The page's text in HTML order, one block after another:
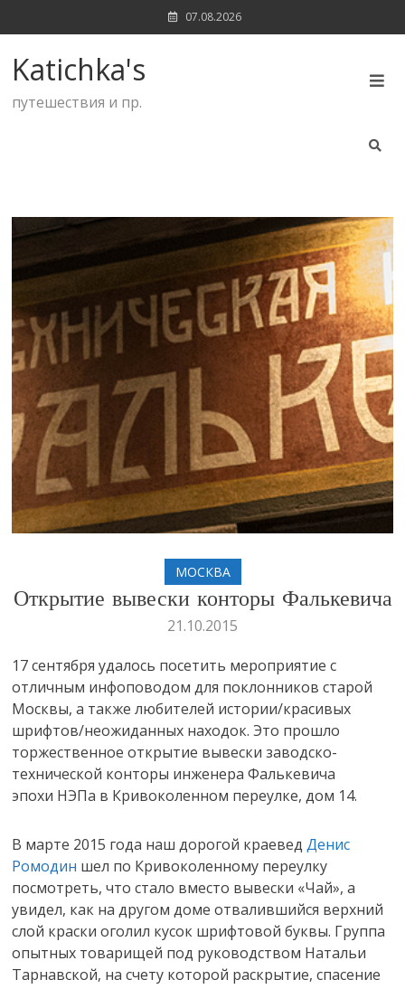
to
07.08.2026
Katichka's
путешествия и пр.
МОСКВА
Открытие вывески конторы Фалькевича
21.10.2015
17 сентября удалось посетить мероприятие с
отличным инфоповодом для поклонников старой
Москвы, а также любителей истории/красивых
шрифтов/неожиданных находок. Это прошло
торжественное открытие вывески заводско-
технической конторы инженера Фалькевича
эпохи НЭПа в Кривоколенном переулке, дом 14.
В марте 2015 года наш дорогой краеведДенис
Ромодин шел по Кривоколенному переулку
посмотреть, что стало вместо вывески «Чай», а
увидел, как на другом доме отвалившийся верхний
слой краски оголил кусок шрифтовой буквы. Группа
опытных товарищей под руководством Натальи
Тарнавской, на счету которой раскрытие, спасение